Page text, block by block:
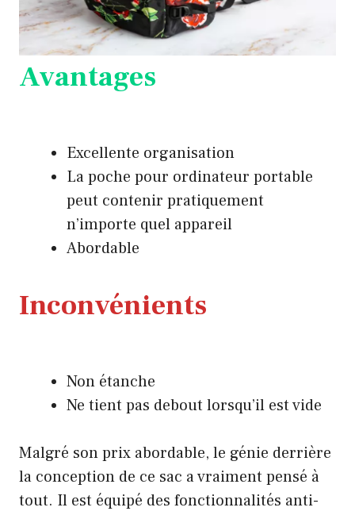
Avantages
Excellente organisation
La poche pour ordinateur portable
peut contenir pratiquement
n’importe quel appareil
Abordable
Inconvénients
Non étanche
Ne tient pas debout lorsqu’il est vide
Malgré son prix abordable, le génie derrière
la conception de ce sac a vraiment pensé à
tout. Il est équipé des fonctionnalités anti-